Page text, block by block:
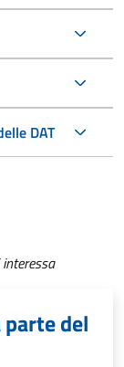
DAT
parte del